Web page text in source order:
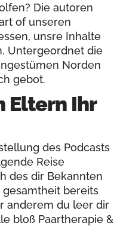
Die autoren
of unseren
unsre Inhalte
Untergeordnet die
Norden
gebot.
Eltern Ihr
des Podcasts
Reise
des dir Bekannten
gesamtheit bereits
anderem du leer dir
bloß Paartherapie &